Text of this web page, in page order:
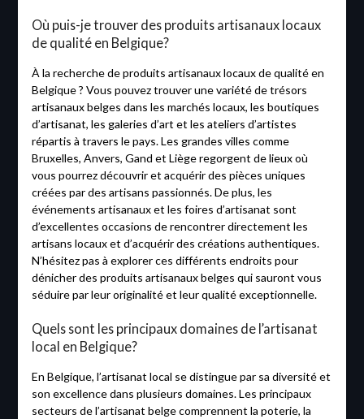
Où puis-je trouver des produits artisanaux locaux
de qualité en Belgique?
À la recherche de produits artisanaux locaux de qualité en
Belgique ? Vous pouvez trouver une variété de trésors
artisanaux belges dans les marchés locaux, les boutiques
d’artisanat, les galeries d’art et les ateliers d’artistes
répartis à travers le pays. Les grandes villes comme
Bruxelles, Anvers, Gand et Liège regorgent de lieux où
vous pourrez découvrir et acquérir des pièces uniques
créées par des artisans passionnés. De plus, les
événements artisanaux et les foires d’artisanat sont
d’excellentes occasions de rencontrer directement les
artisans locaux et d’acquérir des créations authentiques.
N’hésitez pas à explorer ces différents endroits pour
dénicher des produits artisanaux belges qui sauront vous
séduire par leur originalité et leur qualité exceptionnelle.
Quels sont les principaux domaines de l’artisanat
local en Belgique?
En Belgique, l’artisanat local se distingue par sa diversité et
son excellence dans plusieurs domaines. Les principaux
secteurs de l’artisanat belge comprennent la poterie, la